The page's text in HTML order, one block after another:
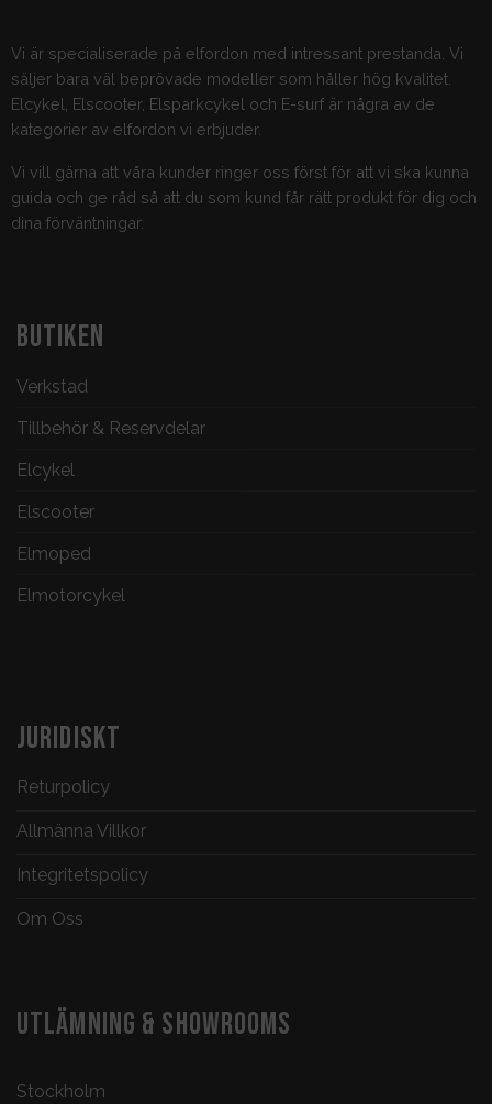
Vi är specialiserade på elfordon med intressant prestanda. Vi
säljer bara väl beprövade modeller som håller hög kvalitet.
Elcykel, Elscooter, Elsparkcykel och E-surf är några av de
kategorier av elfordon vi erbjuder.
Vi vill gärna att våra kunder ringer oss först för att vi ska kunna
guida och ge råd så att du som kund får rätt produkt för dig och
dina förväntningar.
BUTIKEN
Verkstad
Tillbehör & Reservdelar
Elcykel
Elscooter
Elmoped
Elmotorcykel
JURIDISKT
Returpolicy
Allmänna Villkor
Integritetspolicy
Om Oss
UTLÄMNING & SHOWROOMS
Stockholm